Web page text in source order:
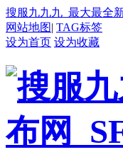
搜服九九九_最大最全
网站地图| TAG标签
设为首页 设为收藏